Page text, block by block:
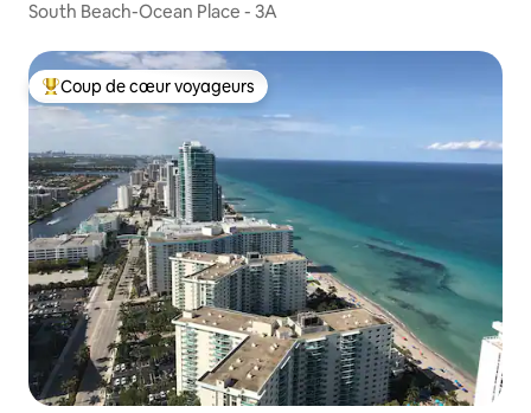
South Beach-Ocean Place - 3A
Coups de cœur voyageurs les plus appréciés
Coup de cœur voyageurs